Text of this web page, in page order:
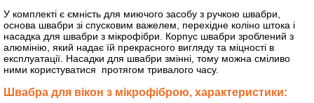
У комплекті є ємність для миючого засобу з ручкою швабри,
основа швабри зі спусковим важелем, перехідне коліно штока і
насадка для швабри з мікрофібри. Корпус швабри зроблений з
алюмінію, який надає їй прекрасного вигляду та міцності в
експлуатації. Насадки для швабри змінні, тому можна сміливо
ними користуватися протягом тривалого часу.
Швабра для вікон з мікрофіброю, характеристики: